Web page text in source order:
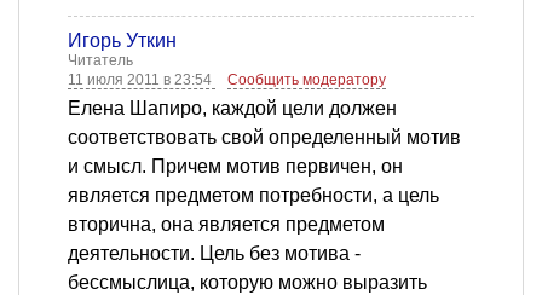
Игорь Уткин
Читатель
11 июля 2011 в 23:54
Сообщить модератору
Елена Шапиро, каждой цели должен
соответствовать свой определенный мотив
и смысл. Причем мотив первичен, он
является предметом потребности, а цель
вторична, она является предметом
деятельности. Цель без мотива -
бессмыслица, которую можно выразить